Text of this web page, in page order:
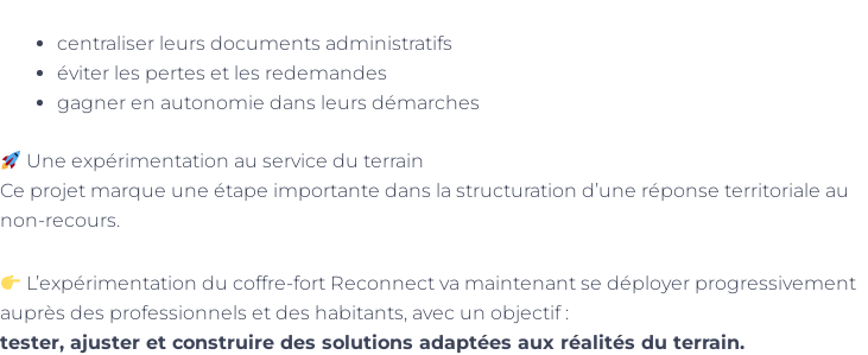
centraliser leurs documents administratifs
éviter les pertes et les redemandes
gagner en autonomie dans leurs démarches
Une expérimentation au service du terrain
Ce projet marque une étape importante dans la structuration d’une réponse territoriale au
non-recours.
L’expérimentation du coffre-fort Reconnect va maintenant se déployer progressivement
auprès des professionnels et des habitants, avec un objectif :
tester, ajuster et construire des solutions adaptées aux réalités du terrain.